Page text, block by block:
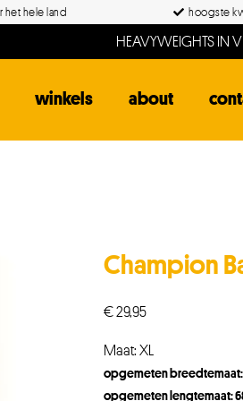
het hele land hoogste
HEAVYWEIGHTS IN
winkels about
Champion
€29,95
Maat: XL
opgemeten breedtemaat:
opgemeten lengtemaat: